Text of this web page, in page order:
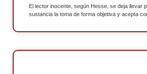
El lector inocente, según Hesse, se deja llevar
sustancia la toma de forma objetiva y acepta